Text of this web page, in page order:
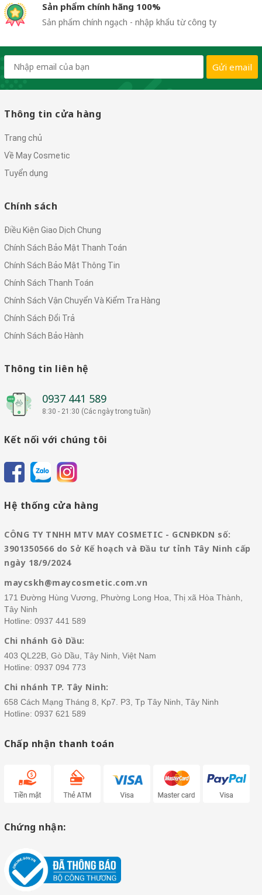
Sản phẩm chính hãng 100%
Sản phẩm chính ngạch - nhập khẩu từ công ty
Gửi email
Thông tin cửa hàng
Trang chủ
Về May Cosmetic
Tuyển dụng
Chính sách
Điều Kiện Giao Dịch Chung
Chính Sách Bảo Mật Thanh Toán
Chính Sách Bảo Mật Thông Tin
Chính Sách Thanh Toán
Chính Sách Vận Chuyển Và Kiểm Tra Hàng
Chính Sách Đổi Trả
Chính Sách Bảo Hành
Thông tin liên hệ
0937 441 589
8:30 - 21:30 (Các ngày trong tuần)
Kết nối với chúng tôi
Hệ thống cửa hàng
CÔNG TY TNHH MTV MAY COSMETIC - GCNĐKDN số:
3901350566 do Sở Kế hoạch và Đầu tư tỉnh Tây Ninh cấp
ngày 18/9/2024
maycskh@maycosmetic.com.vn
171 Đường Hùng Vương, Phường Long Hoa, Thị xã Hòa Thành,
Tây Ninh
Hotline: 0937 441 589
Chi nhánh Gò Dầu:
403 QL22B, Gò Dầu, Tây Ninh, Việt Nam
Hotline: 0937 094 773
Chi nhánh TP. Tây Ninh:
658 Cách Mạng Tháng 8, Kp7. P3, Tp Tây Ninh, Tây Ninh
Hotline: 0937 621 589
Chấp nhận thanh toán
Chứng nhận: